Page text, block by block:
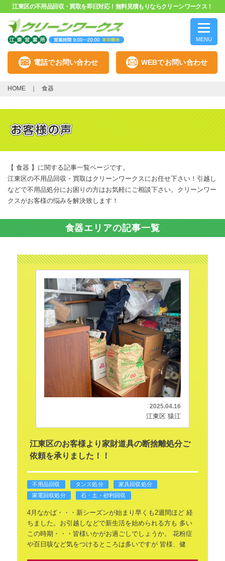
江東区の不用品回収・買取を即日対応！無料見積もりならクリーンワークス！
MENU
電話でお問い合わせ WEBでお問い合わせ
HOME 食器
【 食器 】に関する記事一覧ページです。
江東区の不用品回収・買取はクリーンワークスにお任せ下さい！引越し
などで不用品処分にお困りの方はお気軽にご相談下さい。クリーンワー
クスがお客様の悩みを解決致します！
食器エリアの記事一覧
2025.04.16
江東区 猿江
江東区のお客様より家財道具の断捨離処分ご
依頼を承りました！！
不用品回収 タンス処分
家具回収処分
家電回収処分
石・土・砂利回収
4月なかば・・・新シーズンが始まり早くも2週間ほど経
ちました。お引越しなどで新生活を始められる方も 多い
この時期・・・皆様いかがお過ごしでしょうか。
花粉症
や百日咳など気をつけるところは多いですが皆様、健